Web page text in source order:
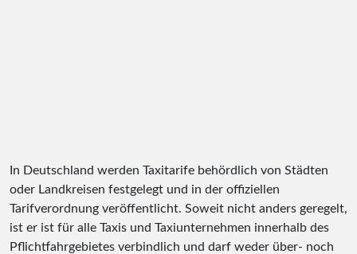
In Deutschland werden Taxitarife behördlich von Städten
oder Landkreisen festgelegt und in der offiziellen
Tarifverordnung veröffentlicht. Soweit nicht anders geregelt,
ist er ist für alle Taxis und Taxiunternehmen innerhalb des
Pflichtfahrgebietes verbindlich und darf weder über- noch